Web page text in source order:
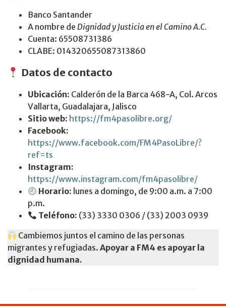
Banco Santander
A nombre de Dignidad y Justicia en el Camino A.C.
Cuenta: 65508731386
CLABE: 014320655087313860
Datos de contacto
Ubicación: Calderón de la Barca 468-A, Col. Arcos
Vallarta, Guadalajara, Jalisco
Sitio web: https://fm4pasolibre.org/
Facebook:
https://www.facebook.com/FM4PasoLibre/?
ref=ts
Instagram:
https://www.instagram.com/fm4pasolibre/
Horario: lunes a domingo, de 9:00 a.m. a 7:00
p.m.
Teléfono: (33) 3330 0306 / (33) 2003 0939
Cambiemos juntos el camino de las personas
migrantes y refugiadas. Apoyar a FM4 es apoyar la
dignidad humana.